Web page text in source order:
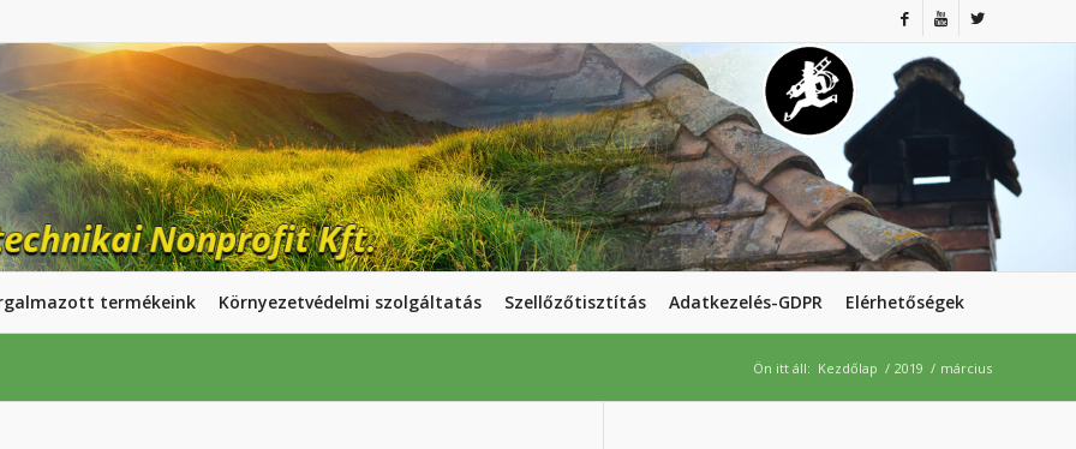
termékeink Környezetvédelmi szolgáltatás Szellőzőtisztítás Adatkezelés-GDPR Elérhetőségek
Ön itt áll: Kezdőlap / 2019 / március